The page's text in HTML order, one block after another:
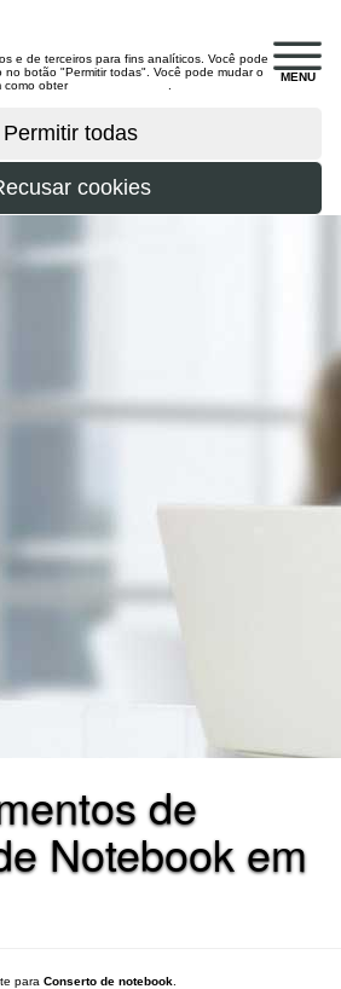
MENU
e de terceiros para fins analíticos. Você pode
no botão "Permitir todas". Você pode mudar o
como obter
de
Notebook em
para Conserto de notebook